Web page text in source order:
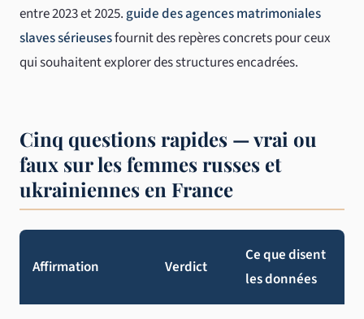
entre 2023 et 2025.guide des agences matrimoniales
slaves sérieusesfournit des repères concrets pour ceux
qui souhaitent explorer des structures encadrées.
Cinq questions rapides — vrai ou
faux sur les femmes russes et
ukrainiennes en France
Affirmation Verdict
Ce que disent
les données